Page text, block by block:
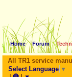
Home Forum
All TR1 service
Select Language ▼